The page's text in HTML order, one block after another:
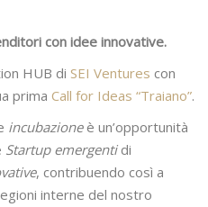
con idee innovative.
HUB di SEI Ventures con
prima Call for Ideas “Traiano”.
incubazione è un’opportunità
Startup emergenti di
, contribuendo così a
interne del nostro